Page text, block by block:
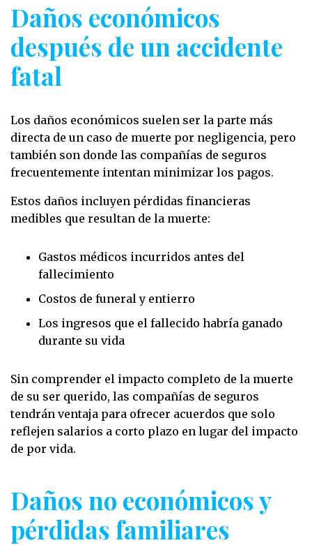
Daños económicos
después de un accidente
fatal
Los daños económicos suelen ser la parte más
directa de un caso de muerte por negligencia, pero
también son donde las compañías de seguros
frecuentemente intentan minimizar los pagos.
Estos daños incluyen pérdidas financieras
medibles que resultan de la muerte:
Gastos médicos incurridos antes del
fallecimiento
Costos de funeral y entierro
Los ingresos que el fallecido habría ganado
durante su vida
Sin comprender el impacto completo de la muerte
de su ser querido, las compañías de seguros
tendrán ventaja para ofrecer acuerdos que solo
reflejen salarios a corto plazo en lugar del impacto
de por vida.
Daños no económicos y
pérdidas familiares